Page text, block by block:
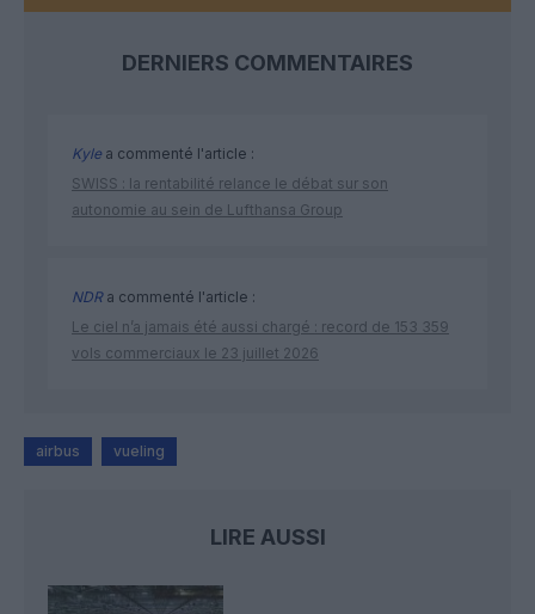
DERNIERS COMMENTAIRES
Kylea commenté l'article :
SWISS : la rentabilité relance le débat sur son
autonomie au sein de Lufthansa Group
NDRa commenté l'article :
Le ciel n’a jamais été aussi chargé : record de 153 359
vols commerciaux le 23 juillet 2026
airbus vueling
LIRE AUSSI